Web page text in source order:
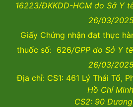
16223/ĐKKDD-HCM do Sở Y
26/03/
Giấy Chứng nhận đạt thực
thuốc số: 626/GPP do Sở Y
26/03/
Địa chỉ: CS1: 461 Lý Thái Tổ,
Hồ Chí
CS2: 90